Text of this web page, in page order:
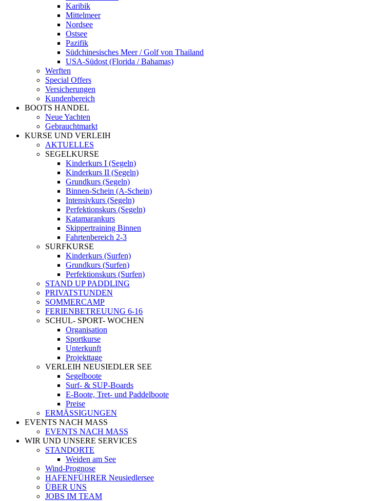
Karibik
Mittelmeer
Nordsee
Ostsee
Pazifik
Südchinesisches Meer / Golf von Thailand
USA-Südost (Florida / Bahamas)
Werften
Special Offers
Versicherungen
Kundenbereich
BOOTS HANDEL
Neue Yachten
Gebrauchtmarkt
KURSE UND VERLEIH
AKTUELLES
SEGELKURSE
Kinderkurs I (Segeln)
Kinderkurs II (Segeln)
Grundkurs (Segeln)
Binnen-Schein (A-Schein)
Intensivkurs (Segeln)
Perfektionskurs (Segeln)
Katamarankurs
Skippertraining Binnen
Fahrtenbereich 2-3
SURFKURSE
Kinderkurs (Surfen)
Grundkurs (Surfen)
Perfektionskurs (Surfen)
STAND UP PADDLING
PRIVATSTUNDEN
SOMMERCAMP
FERIENBETREUUNG 6-16
SCHUL- SPORT- WOCHEN
Organisation
Sportkurse
Unterkunft
Projekttage
VERLEIH NEUSIEDLER SEE
Segelboote
Surf- & SUP-Boards
E-Boote, Tret- und Paddelboote
Preise
ERMÄSSIGUNGEN
EVENTS NACH MASS
EVENTS NACH MASS
WIR UND UNSERE SERVICES
STANDORTE
Weiden am See
Wind-Prognose
HAFENFÜHRER Neusiedlersee
ÜBER UNS
JOBS IM TEAM